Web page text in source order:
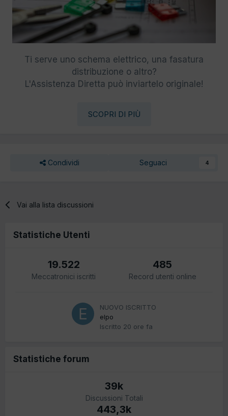
Ti serve uno schema elettrico, una fasatura
distribuzione o altro?
L'Assistenza Diretta può inviartelo originale!
SCOPRI DI PIÙ
Condividi Seguaci 4
Vai alla lista discussioni
Statistiche Utenti
19.522
Meccatronici iscritti
485
Record utenti online
NUOVO ISCRITTO
elpo
Iscritto 20 ore fa
Statistiche forum
39k
Discussioni Totali
443,3k